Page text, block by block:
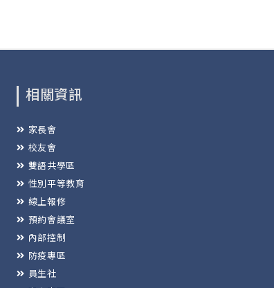
相關資訊
家長會
校友會
雙語共學區
性別平等教育
線上報修
預約會議室
內部控制
防疫專區
員生社